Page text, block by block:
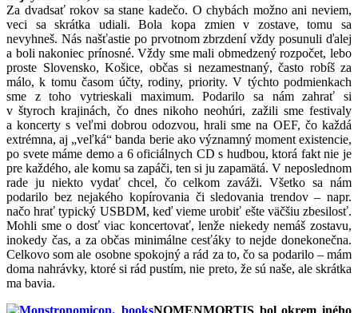
Za dvadsať rokov sa stane kadečo. O chybách možno ani neviem,
veci sa skrátka udiali. Bola kopa zmien v zostave, tomu sa
nevyhneš. Nás našťastie po prvotnom zbrzdení vždy posunuli ďalej
a boli nakoniec prínosné. Vždy sme mali obmedzený rozpočet, lebo
proste Slovensko, Košice, občas si nezamestnaný, často robíš za
málo, k tomu časom účty, rodiny, priority. V týchto podmienkach
sme z toho vytrieskali maximum. Podarilo sa nám zahrať si
v štyroch krajinách, čo dnes nikoho neohúri, zažili sme festivaly
a koncerty s veľmi dobrou odozvou, hrali sme na OEF, čo každá
extrémna, aj „veľká“ banda berie ako významný moment existencie,
po svete máme demo a 6 oficiálnych CD s hudbou, ktorá fakt nie je
pre každého, ale komu sa zapáči, ten si ju zapamätá. V neposlednom
rade ju niekto vydať chcel, čo celkom zaváži. Všetko sa nám
podarilo bez nejakého kopírovania či sledovania trendov – napr.
načo hrať typický USBDM, keď vieme urobiť ešte väčšiu zbesilosť.
Mohli sme o dosť viac koncertovať, lenže niekedy nemáš zostavu,
inokedy čas, a za občas minimálne cesťáky to nejde donekonečna.
Celkovo som ale osobne spokojný a rád za to, čo sa podarilo – mám
doma nahrávky, ktoré si rád pustím, nie preto, že sú naše, ale skrátka
ma bavia.
NOMENMORTIS bol okrem iného